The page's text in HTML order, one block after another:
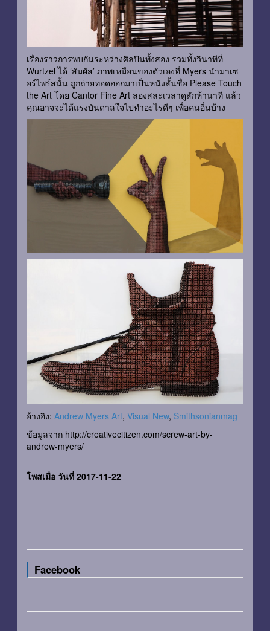
เรื่องราวการพบกันระหว่างศิลปินทั้งสอง รวมทั้งวินาทีที่
Wurtzel ได้ ‘สัมผัส’ ภาพเหมือนของตัวเองที่ Myers นำมาเซ
อร์ไพร์สนั้น ถูกถ่ายทอดออกมาเป็นหนังสั้นชื่อ Please Touch
the Art โดย Cantor Fine Art ลองสละเวลาดูสักห้านาที แล้ว
คุณอาจจะได้แรงบันดาลใจไปทำอะไรดีๆ เพื่อคนอื่นบ้าง
อ้างอิง: Andrew Myers Art, Visual New, Smithsonianmag
ข้อมูลจาก http://creativecitizen.com/screw-art-by-
andrew-myers/
โพสเมื่อ วันที่ 2017-11-22
Facebook